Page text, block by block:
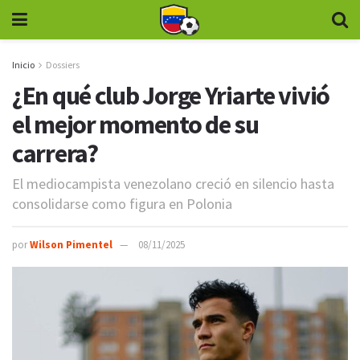
Inicio Dossiers
¿En qué club Jorge Yriarte vivió
el mejor momento de su
carrera?
El mediocampista venezolano creció en silencio hasta
consolidarse como figura en Polonia
porWilson Pimentel 08/11/2025